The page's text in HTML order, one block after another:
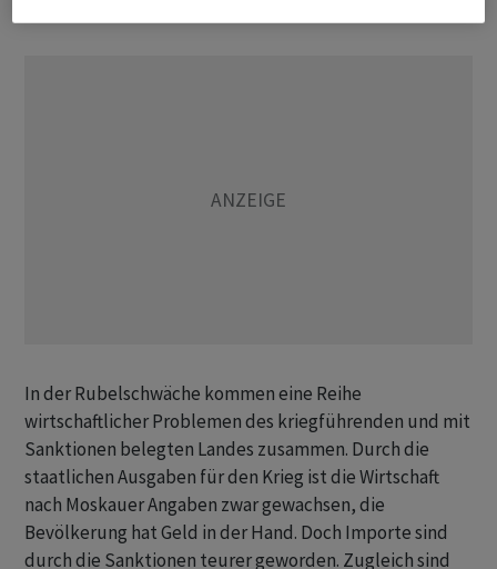
In der Rubelschwäche kommen eine Reihe
wirtschaftlicher Problemen des kriegführenden und mit
Sanktionen belegten Landes zusammen. Durch die
staatlichen Ausgaben für den Krieg ist die Wirtschaft
nach Moskauer Angaben zwar gewachsen, die
Bevölkerung hat Geld in der Hand. Doch Importe sind
durch die Sanktionen teurer geworden. Zugleich sind